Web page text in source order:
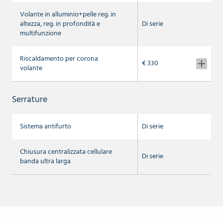
Volante in alluminio+pelle reg. in
altezza, reg. in profondità e
multifunzione
Di serie
Riscaldamento per corona
volante
€ 330
Serrature
Sistema antifurto Di serie
Chiusura centralizzata cellulare
banda ultra larga
Di serie